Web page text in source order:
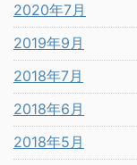
2020年7月
2019年9月
2018年7月
2018年6月
2018年5月